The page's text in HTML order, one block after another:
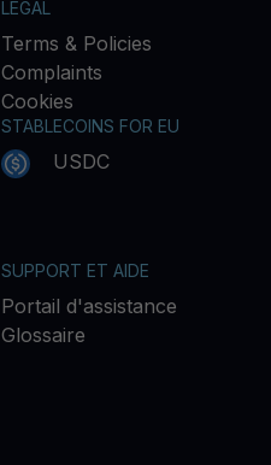
LEGAL
Terms & Policies
Complaints
Cookies
STABLECOINS FOR EU
USDC
SUPPORT ET AIDE
Portail d'assistance
Glossaire